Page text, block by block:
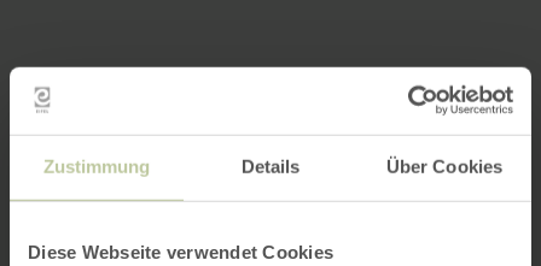
Zustimmung Details Über Cookies
Diese Webseite verwendet Cookies